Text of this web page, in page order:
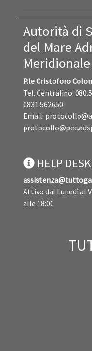
Autorità di
del Mare
Meridionale
P.le Cristoforo
Tel. Centralino:
0831.562650
Email:
HELP DESK
Attivo dal Lunedì al
alle 18:00